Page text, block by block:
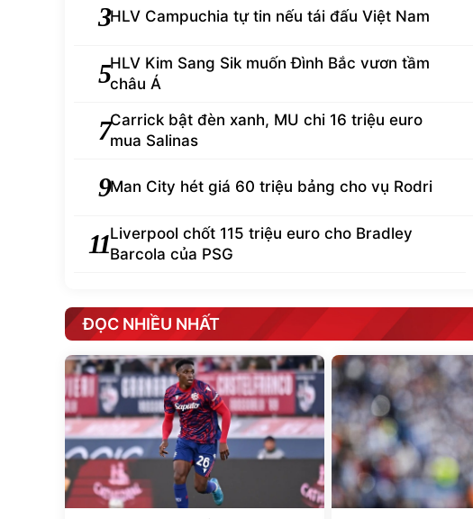
3HLV Campuchia tự tin nếu tái đấu Việt Nam
5HLV Kim Sang Sik muốn Đình Bắc vươn tầm
châu Á
7Carrick bật đèn xanh, MU chi 16 triệu euro
mua Salinas
9Man City hét giá 60 triệu bảng cho vụ Rodri
11Liverpool chốt 115 triệu euro cho Bradley
Barcola của PSG
ĐỌC NHIỀU NHẤT